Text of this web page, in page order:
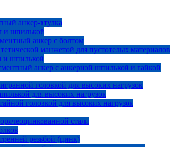
анкер-втулка
и шпилькой
анкер с болтом
манжетой для пустотелых материалов
и шпилькой
анкер с анкерной шпилькой и гайкой
головкой для высоких нагрузок
для высоких нагрузок
головкой для высоких нагрузок
стали
резьбой (цинк)